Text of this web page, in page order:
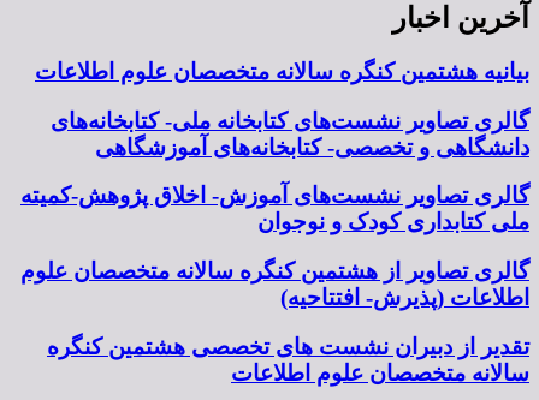
آخرین اخبار
بیانیه هشتمین کنگره سالانه متخصصان علوم اطلاعات
گالری تصاویر نشست‌های کتابخانه ملی- کتابخانه‌های
دانشگاهی و تخصصی- کتابخانه‌های آموزشگاهی
گالری تصاویر نشست‌های آموزش- اخلاق پژوهش-کمیته
ملی کتابداری کودک و نوجوان
گالری تصاویر از هشتمین کنگره سالانه متخصصان علوم
اطلاعات (پذیرش- افتتاحیه)
تقدیر از دبیران نشست های تخصصی هشتمین کنگره
سالانه متخصصان علوم اطلاعات